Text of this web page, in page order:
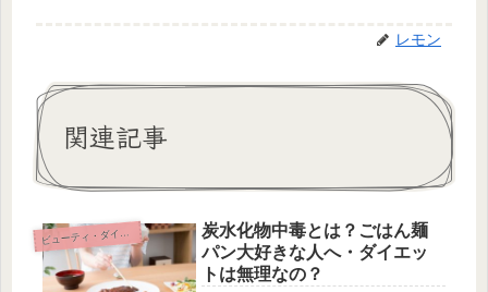
レモン
関連記事
ビ
ューティ・ダイエット
炭水化物中毒とは？ごはん麺
パン大好きな人へ・ダイエッ
トは無理なの？